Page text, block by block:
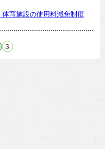
体育施設の使用料減免制度
3